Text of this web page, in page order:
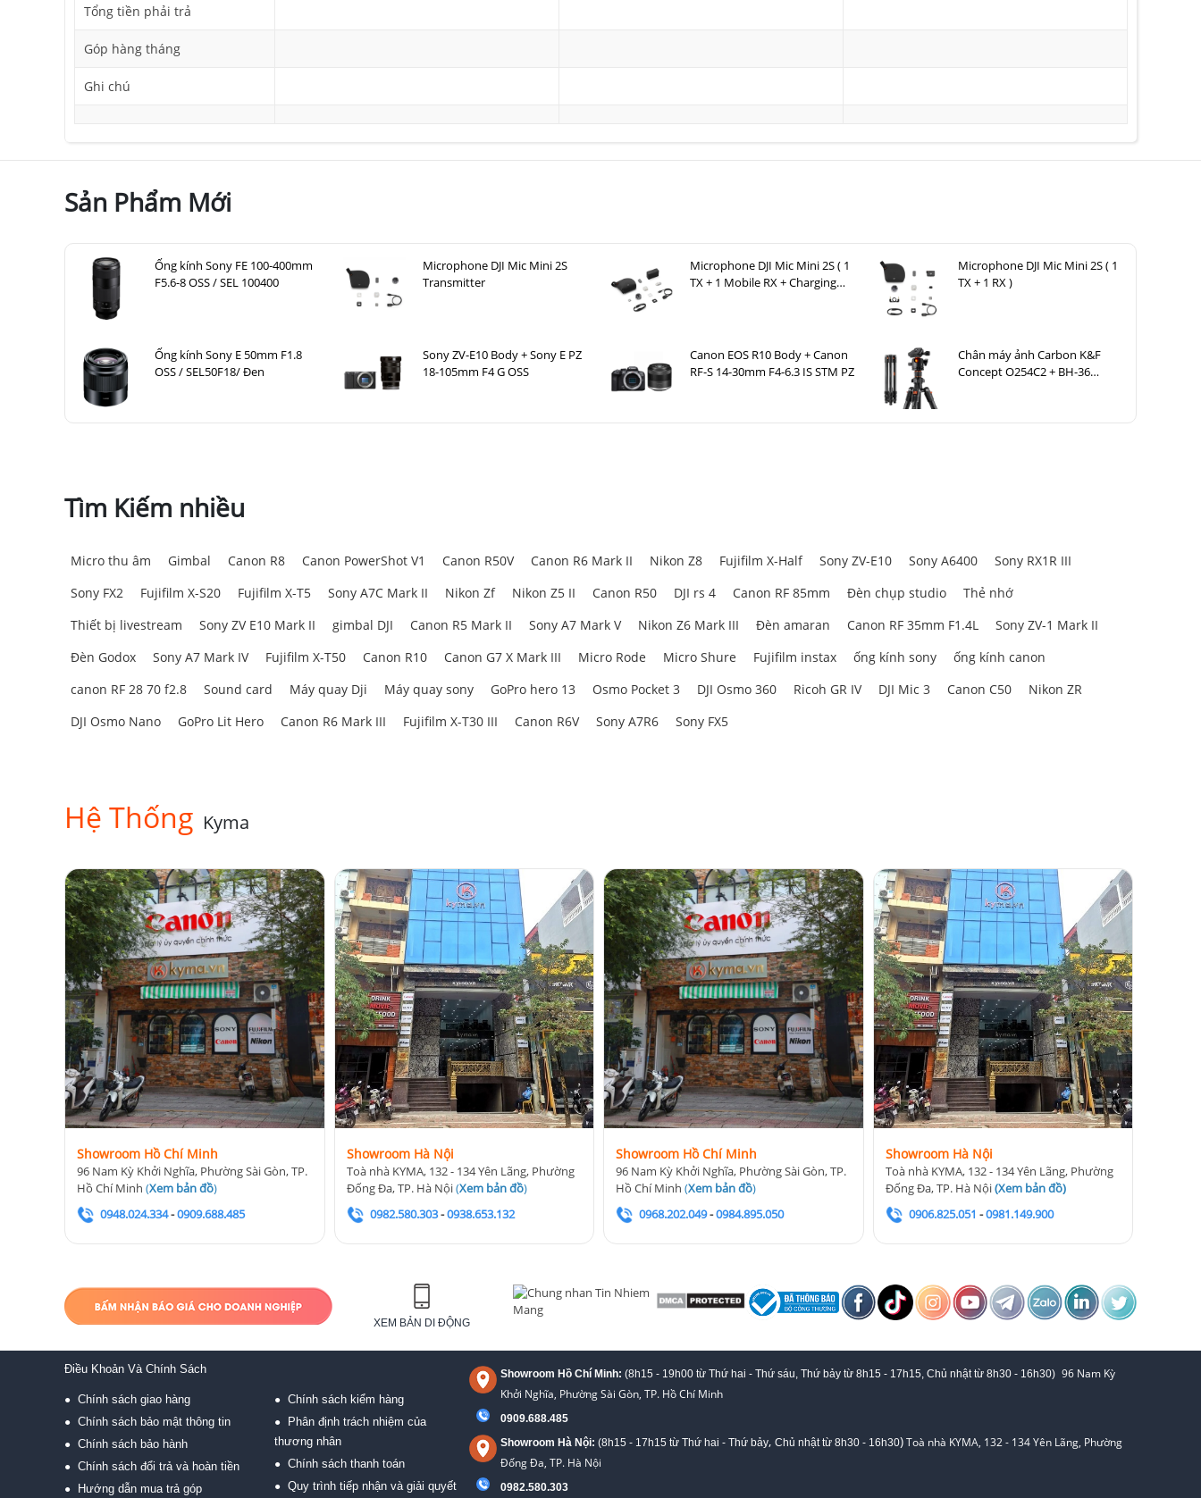
Tổng tiền phải trả
Góp hàng tháng
Ghi chú
Sản Phẩm Mới
Ống kính Sony FE 100-400mm
F5.6-8 OSS / SEL 100400
Microphone DJI Mic Mini 2S
Transmitter
Microphone DJI Mic Mini 2S ( 1
TX + 1 Mobile RX + Charging
Microphone DJI Mic Mini 2S ( 1
TX + 1 RX )
Ống kính Sony E 50mm F1.8
OSS / SEL50F18/ Đen
Sony ZV-E10 Body + Sony E PZ
18-105mm F4 G OSS
Canon EOS R10 Body + Canon
RF-S 14-30mm F4-6.3 IS STM PZ
Chân máy ảnh Carbon K&F
Concept O254C2 + BH-36
Tìm Kiếm nhiều
Micro thu âm Gimbal Canon R8 Canon PowerShot V1 Canon R50V Canon R6 Mark II Nikon Z8 Fujifilm X-Half Sony ZV-E10 Sony A6400
Sony RX1R III
Sony FX2
Fujifilm X-S20 Fujifilm X-T5 Sony A7C Mark II Nikon Zf Nikon Z5 II Canon R50 DJI rs 4 Canon RF 85mm Đèn chụp studio
Thẻ nhớ
Thiết bị livestream
Sony ZV E10 Mark II gimbal DJI Canon R5 Mark II Sony A7 Mark V Nikon Z6 Mark III Đèn amaran Canon RF 35mm F1.4L
Sony ZV-1 Mark II
Đèn Godox
Sony A7 Mark IV Fujifilm X-T50 Canon R10 Canon G7 X Mark III Micro Rode Micro Shure Fujifilm instax ống kính sony
ống kính canon
canon RF 28 70 f2.8
Sound card Máy quay Dji Máy quay sony GoPro hero 13 Osmo Pocket 3 DJI Osmo 360 Ricoh GR IV DJI Mic 3 Canon C50
Nikon ZR
DJI Osmo Nano
GoPro Lit Hero Canon R6 Mark III Fujifilm X-T30 III Canon R6V Sony A7R6 Sony FX5
Hệ Thống Kyma
Showroom Hồ Chí Minh
96 Nam Kỳ Khởi Nghĩa, Phường Sài Gòn, TP.
Hồ Chí Minh (Xem bản đồ)
0948.024.334-0909.688.485
Showroom Hà Nội
Toà nhà KYMA, 132 - 134 Yên Lãng, Phường
Đống Đa, TP. Hà Nội(Xem bản đồ)
0982.580.303-0938.653.132
Showroom Hồ Chí Minh
96 Nam Kỳ Khởi Nghĩa, Phường Sài Gòn, TP.
Hồ Chí Minh(Xem bản đồ)
0968.202.049-0984.895.050
Showroom Hà Nội
Toà nhà KYMA, 132 - 134 Yên Lãng, Phường
Đống Đa, TP. Hà Nội(Xem bản đồ)
0906.825.051 -0981.149.900
XEM BẢN DI ĐỘNG
Điều Khoản Và Chính Sách
● Chính sách giao hàng
● Chính sách bảo mật thông tin
● Chính sách bảo hành
● Chính sách đổi trả và hoàn tiền
● Hướng dẫn mua trả góp
● Chính sách kiểm hàng
●
Phân định trách nhiệm của
thương nhân
● Chính sách thanh toán
● Quy trình tiếp nhận và giải quyết
Showroom Hồ Chí Minh: (8h15 - 19h00 từ Thứ hai - Thứ sáu, Thứ bảy từ 8h15 - 17h15, Chủ nhật từ 8h30 - 16h30) 96 Nam Kỳ
Khởi Nghĩa, Phường Sài Gòn, TP. Hồ Chí Minh
0909.688.485
Showroom Hà Nội: (8h15 - 17h15 từ Thứ hai - Thứ bảy, Chủ nhật từ 8h30 - 16h30)Toà nhà KYMA, 132 - 134 Yên Lãng, Phường
Đống Đa, TP. Hà Nội
0982.580.303